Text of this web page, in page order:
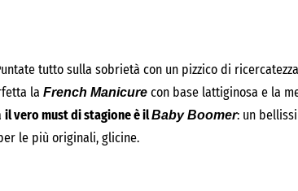
tutto sulla sobrietà con un pizzico di
la French Manicure con base lattiginosa e la
il vero must di stagione è ilBaby Boomer: un
le più originali, glicine.